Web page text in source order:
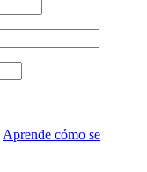
Aprende cómo se